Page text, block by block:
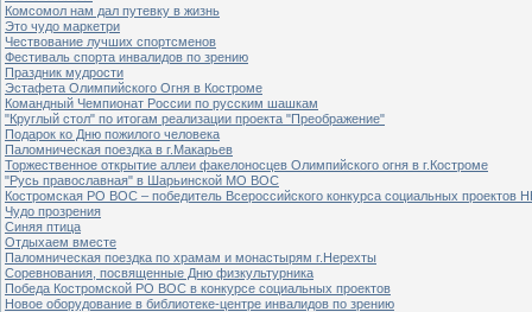
Комсомол нам дал путевку в жизнь
Это чудо маркетри
Чествование лучших спортсменов
Фестиваль спорта инвалидов по зрению
Праздник мудрости
Эстафета Олимпийского Огня в Костроме
Командный Чемпионат России по русским шашкам
"Круглый стол" по итогам реализации проекта "Преображение"
Подарок ко Дню пожилого человека
Паломническая поездка в г.Макарьев
Торжественное открытие аллеи факелоносцев Олимпийского огня в г.Костроме
"Русь православная" в Шарьинской МО ВОС
Костромская РО ВОС – победитель Всероссийского конкурса социальных проектов
Чудо прозрения
Синяя птица
Отдыхаем вместе
Паломническая поездка по храмам и монастырям г.Нерехты
Соревнования, посвященные Дню физкультурника
Победа Костромской РО ВОС в конкурсе социальных проектов
Новое оборудование в библиотеке-центре инвалидов по зрению